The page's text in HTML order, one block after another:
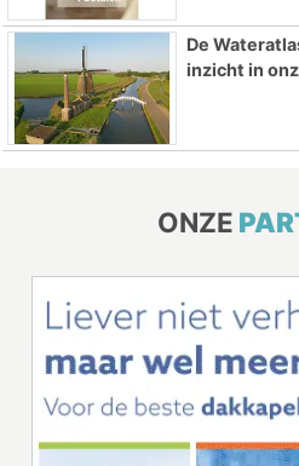
De
inzicht in
ONZE